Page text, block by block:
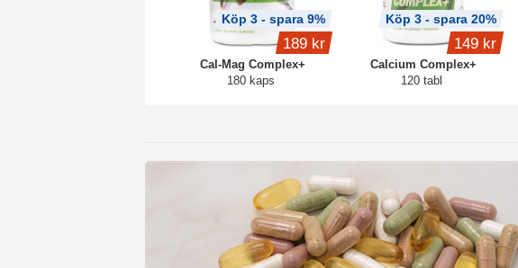
Cal-Mag Complex+
180 kaps
Köp 3 - spara 9%
189 kr
Calcium Complex+
120 tabl
Köp 3 - spara 20%
149 kr